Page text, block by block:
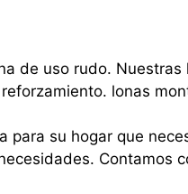
de uso rudo.
lonas
para su hogar que
Contamos